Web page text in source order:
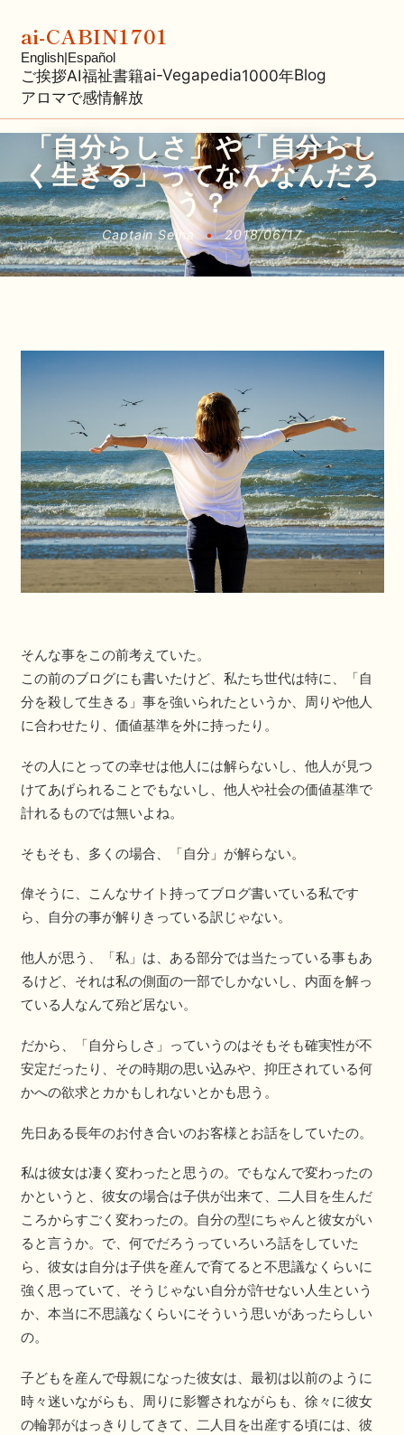
ai-CABIN1701
English|Español
ご挨拶AI福祉書籍ai-Vegapedia1000年Blog
アロマで感情解放
「自分らしさ」や「自分らし
く生きる」ってなんなんだろ
う？
Captain Seina • 2018/06/17
そんな事をこの前考えていた。
この前のブログにも書いたけど、私たち世代は特に、「自
分を殺して生きる」事を強いられたというか、周りや他人
に合わせたり、価値基準を外に持ったり。
その人にとっての幸せは他人には解らないし、他人が見つ
けてあげられることでもないし、他人や社会の価値基準で
計れるものでは無いよね。
そもそも、多くの場合、「自分」が解らない。
偉そうに、こんなサイト持ってブログ書いている私です
ら、自分の事が解りきっている訳じゃない。
他人が思う、「私」は、ある部分では当たっている事もあ
るけど、それは私の側面の一部でしかないし、内面を解っ
ている人なんて殆ど居ない。
だから、「自分らしさ」っていうのはそもそも確実性が不
安定だったり、その時期の思い込みや、抑圧されている何
かへの欲求とカかもしれないとかも思う。
先日ある長年のお付き合いのお客様とお話をしていたの。
私は彼女は凄く変わったと思うの。でもなんで変わったの
かというと、彼女の場合は子供が出来て、二人目を生んだ
ころからすごく変わったの。自分の型にちゃんと彼女がい
ると言うか。で、何でだろうっていろいろ話をしていた
ら、彼女は自分は子供を産んで育てると不思議なくらいに
強く思っていて、そうじゃない自分が許せない人生という
か、本当に不思議なくらいにそういう思いがあったらしい
の。
子どもを産んで母親になった彼女は、最初は以前のように
時々迷いながらも、周りに影響されながらも、徐々に彼女
の輪郭がはっきりしてきて、二人目を出産する頃には、彼